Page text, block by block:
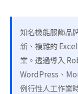
知名機能服飾品
新、複雜的
業。透過導入
WordPress、
例行性人工作業